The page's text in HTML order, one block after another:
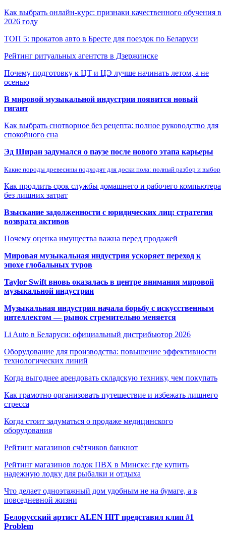
Как выбрать онлайн-курс: признаки качественного обучения в
2026 году
ТОП 5: прокатов авто в Бресте для поездок по Беларуси
Рейтинг ритуальных агентств в Дзержинске
Почему подготовку к ЦТ и ЦЭ лучше начинать летом, а не
осенью
В мировой музыкальной индустрии появится новый
гигант
Как выбрать снотворное без рецепта: полное руководство для
спокойного сна
Эд Ширан задумался о паузе после нового этапа карьеры
Какие породы древесины подходят для доски пола: полный разбор и выбор
Как продлить срок службы домашнего и рабочего компьютера
без лишних затрат
Взыскание задолженности с юридических лиц: стратегия
возврата активов
Почему оценка имущества важна перед продажей
Мировая музыкальная индустрия ускоряет переход к
эпохе глобальных туров
Taylor Swift вновь оказалась в центре внимания мировой
музыкальной индустрии
Музыкальная индустрия начала борьбу с искусственным
интеллектом — рынок стремительно меняется
Li Auto в Беларуси: официальный дистрибьютор 2026
Оборудование для производства: повышение эффективности
технологических линий
Когда выгоднее арендовать складскую технику, чем покупать
Как грамотно организовать путешествие и избежать лишнего
стресса
Когда стоит задуматься о продаже медицинского
оборудования
Рейтинг магазинов счётчиков банкнот
Рейтинг магазинов лодок ПВХ в Минске: где купить
надежную лодку для рыбалки и отдыха
Что делает одноэтажный дом удобным не на бумаге, а в
повседневной жизни
Белорусский артист ALEN HIT представил клип #1
Problem